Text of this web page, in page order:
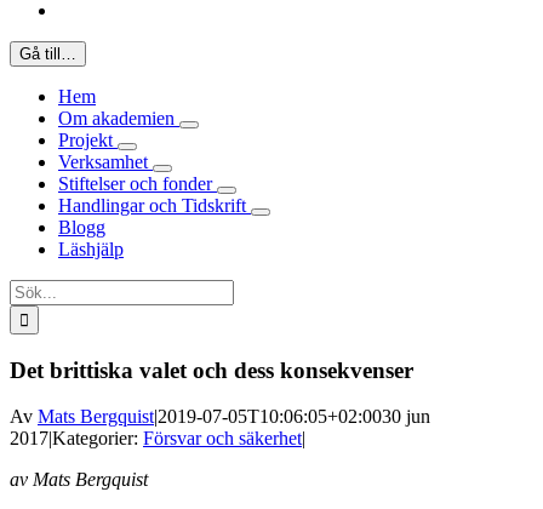
Gå till…
Hem
Om akademien
Projekt
Verksamhet
Stiftelser och fonder
Handlingar och Tidskrift
Blogg
Läshjälp
Sök
efter:
Det brittiska valet och dess konsekvenser
Av Mats Bergquist|2019-07-05T10:06:05+02:0030 jun
2017|Kategorier: Försvar och säkerhet|
av Mats Bergquist